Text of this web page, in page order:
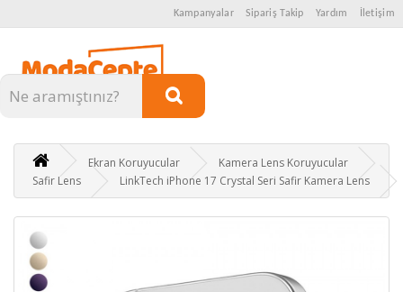
Kampanyalar Sipariş Takip Yardım İletişim
Kategoriler
Ekran Koruyucular
Kamera Lens Koruyucular
Safir Lens
LinkTech iPhone 17 Crystal Seri Safir Kamera Lens